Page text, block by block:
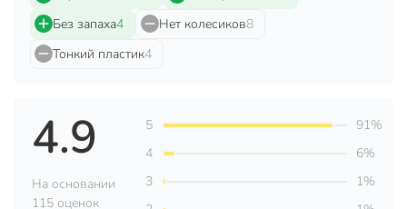
Особенности
Артикул производителя
Без запаха4 Нет колесиков8
Тонкий пластик4
4.9
На основании
115 оценок
5
91%
4
6%
3
1%